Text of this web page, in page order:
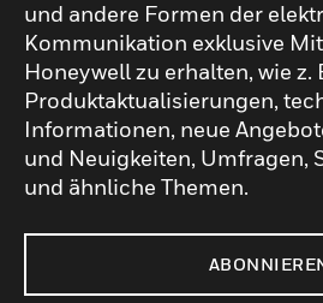
und andere Formen der
Kommunikation exklusive
Honeywell zu erhalten, wie z.
Produktaktualisierungen,
Informationen, neue
und Neuigkeiten, Umfragen,
und ähnliche Themen.